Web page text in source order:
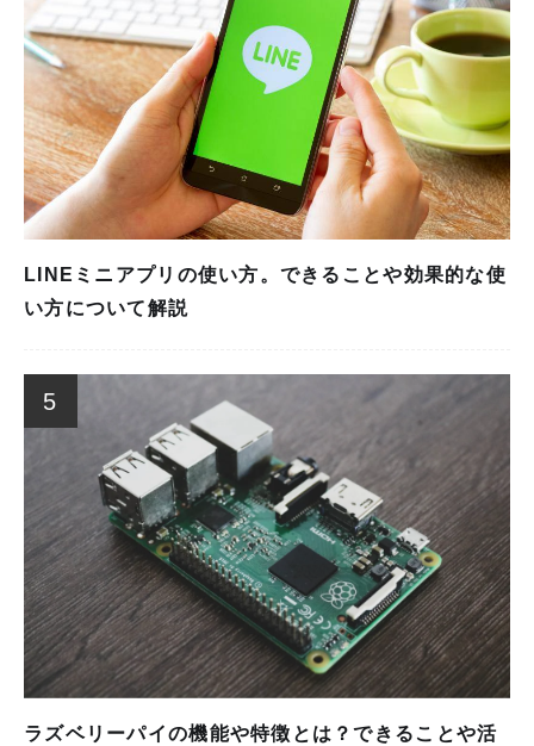
LINEミニアプリの使い方。できることや効果的な使
い方について解説
5
ラズベリーパイの機能や特徴とは？できることや活